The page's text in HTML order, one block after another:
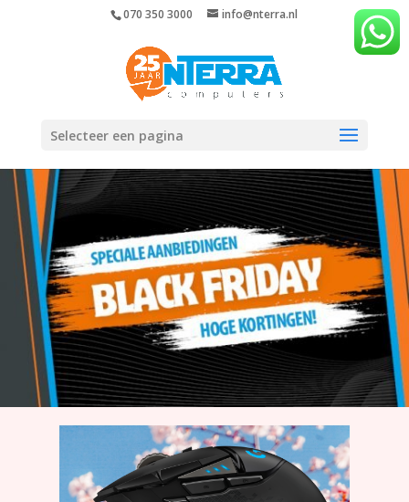
070 350 3000 info@nterra.nl
Selecteer een pagina